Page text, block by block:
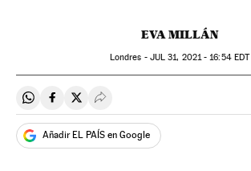
EVA MILLÁN
Londres - JUL 31, 2021 - 16:54EDT
Compartir en Whatsapp
Compartir en Facebook
Compartir en Twitter
Desplegar Redes Sociales
Añadir EL PAÍS en Google